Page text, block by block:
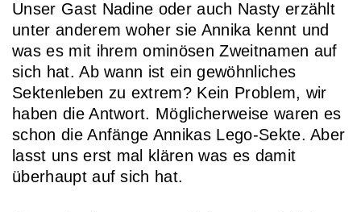
Unser Gast Nadine oder auch Nasty erzählt
unter anderem woher sie Annika kennt und
was es mit ihrem ominösen Zweitnamen auf
sich hat. Ab wann ist ein gewöhnliches
Sektenleben zu extrem? Kein Problem, wir
haben die Antwort. Möglicherweise waren es
schon die Anfänge Annikas Lego-Sekte. Aber
lasst uns erst mal klären was es damit
überhaupt auf sich hat.